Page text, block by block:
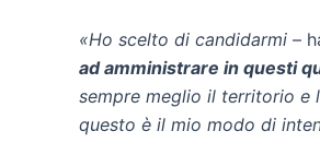
«Ho scelto di candidarmi –
ad amministrare in questi
sempre meglio il territorio e
questo è il mio modo di